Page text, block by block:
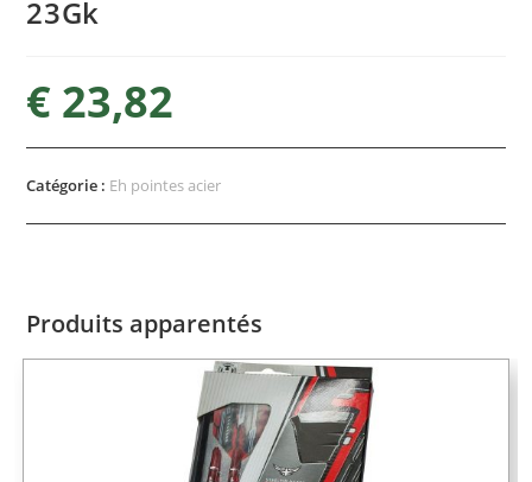
23Gk
€ 23,82
Catégorie : Eh pointes acier
Produits apparentés